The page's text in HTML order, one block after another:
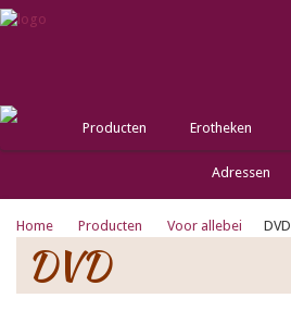
Producten Erotheken
Adressen
Home Producten Voor allebei DVD
DVD